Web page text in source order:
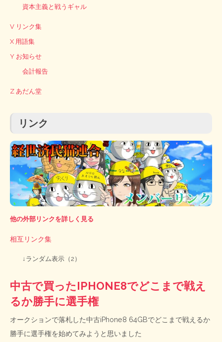
資本主義と戦うギャル
V リンク集
X 用語集
Y お知らせ
会計報告
Z あだん堂
リンク
他の外部リンクを詳しく見る
相互リンク集
↓ランダム表示（2）
中古で買ったIPHONE8でどこまで戦え
るか勝手に選手権
オークションで落札した中古iPhone8 64GBでどこまで戦えるか
勝手に選手権を始めてみようと思いました